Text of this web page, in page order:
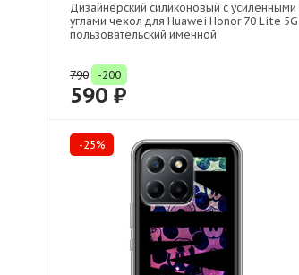
Дизайнерский силиконовый с усиленными
углами чехол для Huawei Honor 70 Lite 5G
пользовательский именной
790 -200
590 ₽
-25%